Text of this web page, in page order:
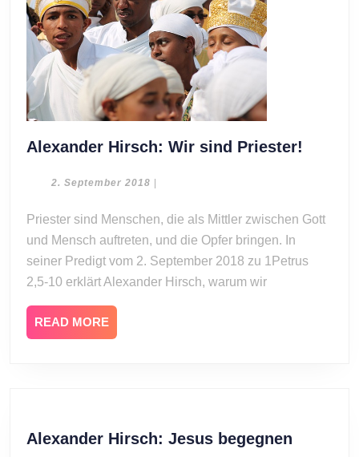
Alexander Hirsch: Wir sind Priester!
2. September 2018 2.|
Priester sind Menschen, die als Mittler zwischen Gott
und Mensch auftreten, und die Opfer bringen. In
seiner Predigt vom 2. September 2018 zu 1Petrus
2,5-10 erklärt Alexander Hirsch, warum wir
READ MORE
MORE
Alexander Hirsch: Jesus begegnen